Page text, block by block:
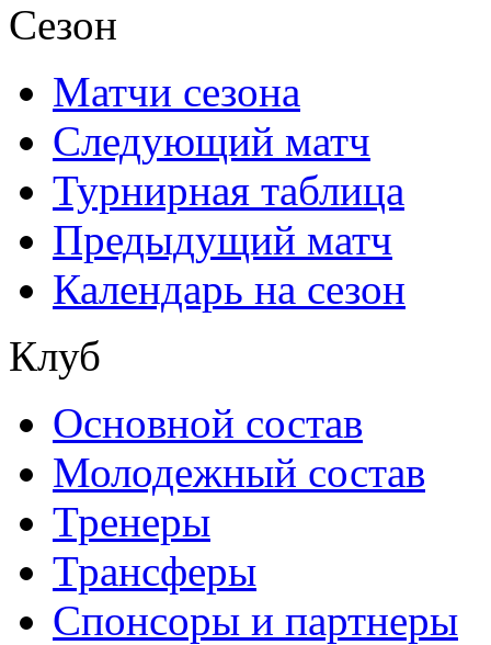
Сезон
Матчи сезона
Следующий матч
Турнирная таблица
Предыдущий матч
Календарь на сезон
Клуб
Основной состав
Молодежный состав
Тренеры
Трансферы
Спонсоры и партнеры